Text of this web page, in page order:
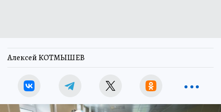
Алексей КОТМЫШЕВ